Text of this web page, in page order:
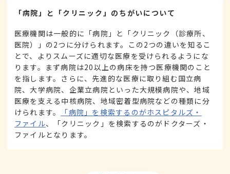
「病院」と「クリニック」のちがいについて
医療機関は一般的に「病院」と「クリニック（診療所、
医院）」の2つに分けられます。この2つの違いを知るこ
とで、よりスムーズに適切な医療を受けられるようにな
ります。まず病院は20以上の病床を持つ医療機関のこと
を指します。さらに、先進的な医療に取り組む国立病
院、大学病院、企業立病院といった大規模病院や、地域
医療を支える中核病院、地域密着型病院などの種類に分
けられます。
「病院」を検索するのがホスピタルズ・
ファイル、「クリニック」を検索するのがドクターズ・
ファイルとなります。